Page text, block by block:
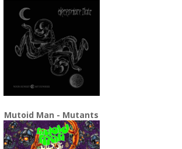
Mutoid Man - Mutants